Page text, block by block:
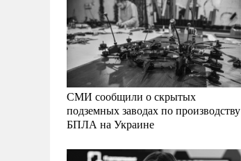
СМИ сообщили о скрытых
подземных заводах по производству
БПЛА на Украине